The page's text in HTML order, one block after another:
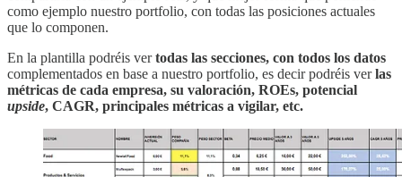
como ejemplo nuestro portfolio, con todas las posiciones actuales
que lo componen.
En la plantilla podréis vertodas las secciones, con todos los datos
complementados en base a nuestro portfolio, es decir podréis verlas
métricas de cada empresa, su valoración, ROEs, potencial
upside, CAGR, principales métricas a vigilar, etc.